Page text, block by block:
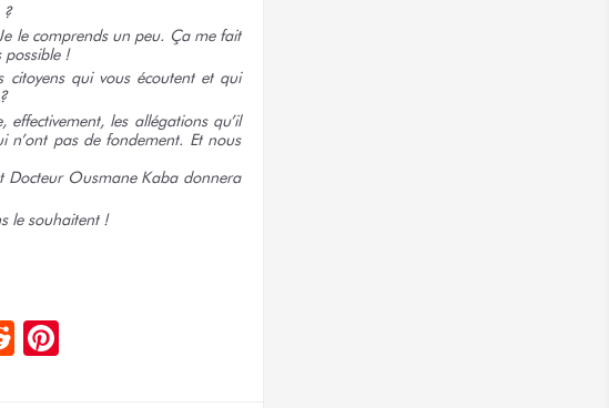
?
le comprends un peu. Ça me fait
possible !
qui vous écoutent et qui
les allégations qu’il
pas de fondement. Et nous
Docteur Ousmane Kaba donnera
le souhaitent !
Reddit